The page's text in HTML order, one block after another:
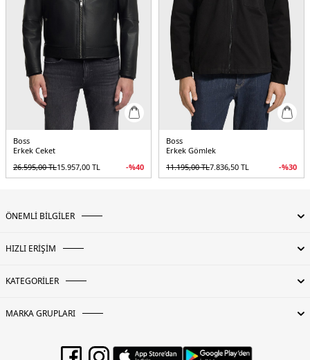
Boss
Erkek Ceket
26.595,00TL15.957,00 TL -%40
Boss
Erkek Gömlek
11.195,00TL7.836,50 TL -%30
ÖNEMLİ BİLGİLER
HIZLI ERİŞİM
KATEGORİLER
MARKA GRUPLARI